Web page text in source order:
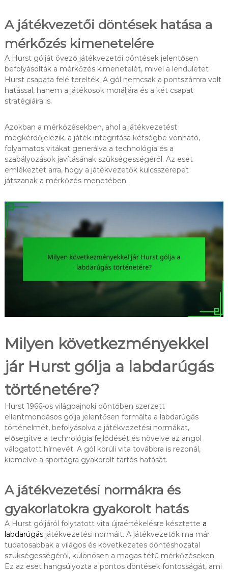
A játékvezetői döntések hatása a
mérkőzés kimenetelére
A Hurst gólját övező játékvezetői döntések jelentősen
befolyásolták a mérkőzés kimenetelét, mivel a lendületet
Hurst csapata felé terelték. A gól nemcsak a pontszámra volt
hatással, hanem a játékosok moráljára és a két csapat
stratégiáira is.
Azokban a mérkőzésekben, ahol a játékvezetést
megkérdőjelezik, a játék integritása kétségbe vonható,
folyamatos vitákat generálva a technológia és a
szabályozások javításának szükségességéről. Az eset
emlékeztet arra, hogy a játékvezetők kulcsszerepet
játszanak a mérkőzés menetében.
Milyen következményekkel
jár Hurst gólja a labdarúgás
történetére?
Hurst 1966-os világbajnoki döntőben szerzett
ellentmondásos gólja jelentősen formálta a labdarúgás
történelmét, befolyásolva a játékvezetési normákat,
elősegítve a technológia fejlődését és növelve az angol
válogatott hírnevét. A gól körüli vita továbbra is rezonál,
kiemelve a sportágra gyakorolt tartós hatását.
A játékvezetési normákra és
gyakorlatokra gyakorolt hatás
A Hurst góljáról folytatott vita újraértékelésre késztette a
labdarúgásjátékvezetési normáit. A játékvezetők ma már
tudatosabbak a világos és következetes döntéshozatal
szükségességéről, különösen a magas tétű mérkőzéseken.
Ez az eset hangsúlyozta a pontos döntések fontosságát, ami